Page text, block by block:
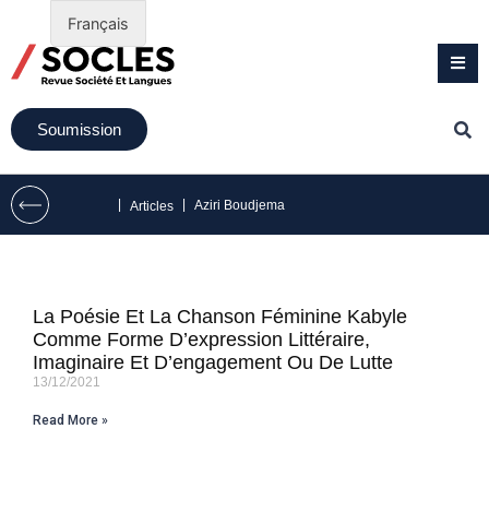
Soumission
Articles Aziri Boudjema
La Poésie Et La Chanson Féminine Kabyle
Comme Forme D’expression Littéraire,
Imaginaire Et D’engagement Ou De Lutte
13/12/2021
Read More »
Français